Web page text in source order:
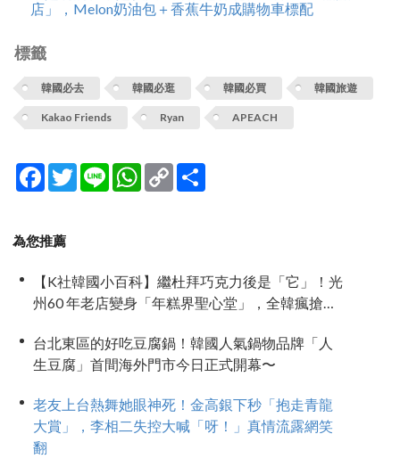
店」，Melon奶油包＋香蕉牛奶成購物車標配
標籤
韓國必去 韓國必逛 韓國必買 韓國旅遊
Kakao Friends Ryan APEACH
Facebook
TwitterLine WhatsApp
Copy
Link
為您推薦
【K社韓國小百科】繼杜拜巧克力後是「它」！光
州60 年老店變身「年糕界聖心堂」，全韓瘋搶的
台北東區的好吃豆腐鍋！韓國人氣鍋物品牌「人
生豆腐」首間海外門市今日正式開幕〜
老友上台熱舞她眼神死！金高銀下秒「抱走青龍
大賞」，李相二失控大喊「呀！」真情流露網笑
翻